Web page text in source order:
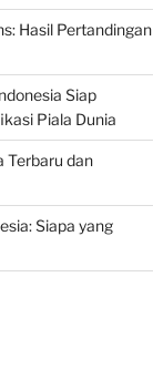
Hasil Pertandingan
Siap
Piala Dunia
Terbaru dan
Siapa yang